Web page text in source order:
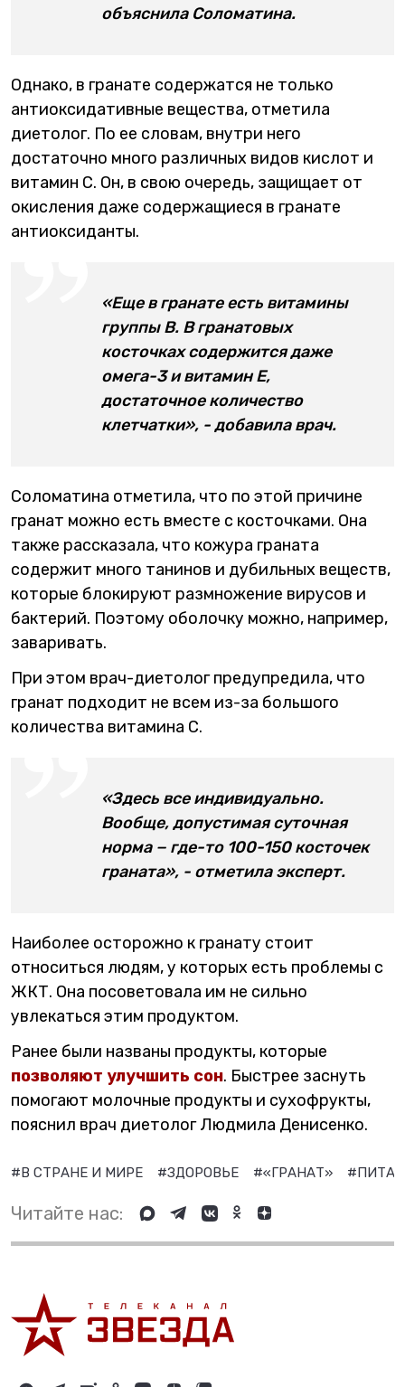
объяснила Соломатина.
Однако, в гранате содержатся не только
антиоксидативные вещества, отметила
диетолог. По ее словам, внутри него
достаточно много различных видов кислот и
витамин С. Он, в свою очередь, защищает от
окисления даже содержащиеся в гранате
антиоксиданты.
«Еще в гранате есть витамины
группы В. В гранатовых
косточках содержится даже
омега-3 и витамин Е,
достаточное количество
клетчатки», - добавила врач.
Соломатина отметила, что по этой причине
гранат можно есть вместе с косточками. Она
также рассказала, что кожура граната
содержит много танинов и дубильных веществ,
которые блокируют размножение вирусов и
бактерий. Поэтому оболочку можно, например,
заваривать.
При этом врач-диетолог предупредила, что
гранат подходит не всем из-за большого
количества витамина С.
«Здесь все индивидуально.
Вообще, допустимая суточная
норма − где-то 100-150 косточек
граната», - отметила эксперт.
Наиболее осторожно к гранату стоит
относиться людям, у которых есть проблемы с
ЖКТ. Она посоветовала им не сильно
увлекаться этим продуктом.
Ранее были названы продукты, которые
позволяют улучшить сон. Быстрее заснуть
помогают молочные продукты и сухофрукты,
пояснил врач диетолог Людмила Денисенко.
#В СТРАНЕ И МИРЕ #ЗДОРОВЬЕ #«ГРАНАТ»
Читайте нас: